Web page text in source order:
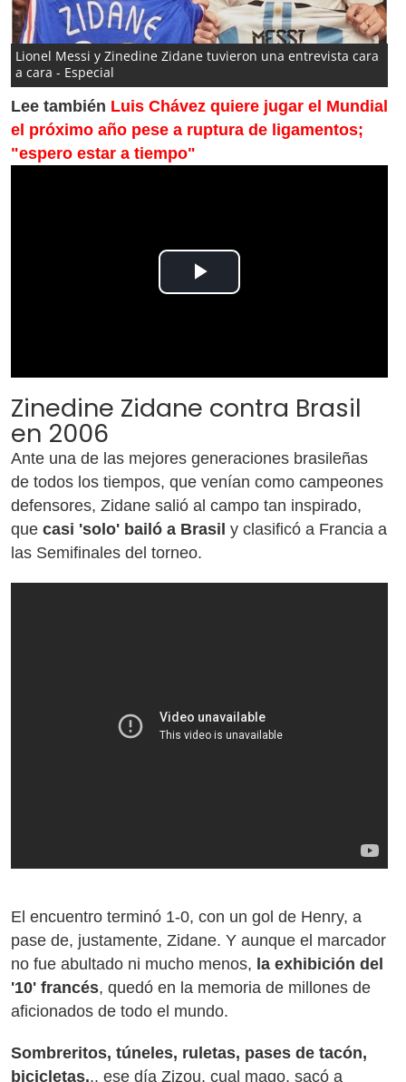
Lionel Messi y Zinedine Zidane tuvieron una entrevista cara
a cara - Especial
Lee también Luis Chávez quiere jugar el Mundial
el próximo año pese a ruptura de ligamentos;
"espero estar a tiempo"
Play
Zinedine Zidane contra Brasil
en 2006
Ante una de las mejores generaciones brasileñas
de todos los tiempos, que venían como campeones
defensores, Zidane salió al campo tan inspirado,
que casi 'solo' bailó a Brasil y clasificó a Francia a
las Semifinales del torneo.
El encuentro terminó 1-0, con un gol de Henry, a
pase de, justamente, Zidane. Y aunque el marcador
no fue abultado ni mucho menos, la exhibición del
'10' francés, quedó en la memoria de millones de
aficionados de todo el mundo.
Sombreritos, túneles, ruletas, pases de tacón,
bicicletas... ese día Zizou, cual mago, sacó a